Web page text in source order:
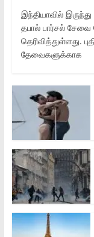
இந்தியாவில்
தபால் பார்சல்
தெரிவித்துள்ளது.
தேவைகளுக்காக